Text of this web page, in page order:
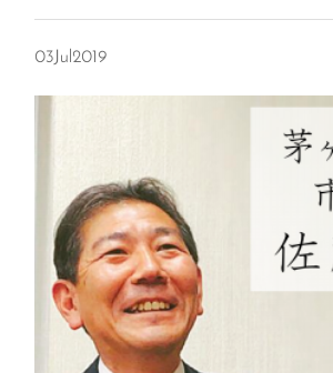
03Jul 2019